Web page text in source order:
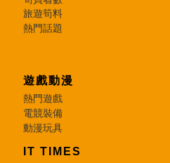
旅遊筍料
熱門話題
遊戲動漫
熱門遊戲
電競裝備
動漫玩具
IT TIMES